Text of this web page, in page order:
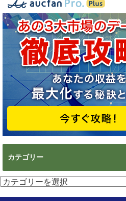
カテゴリー
カ